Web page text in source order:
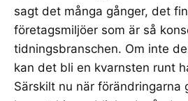
sagt det många gånger, det
företagsmiljöer som är så
tidningsbranschen. Om inte
kan det bli en kvarnsten runt
Särskilt nu när förändringarna